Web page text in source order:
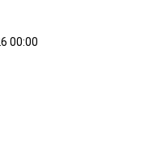
00:00